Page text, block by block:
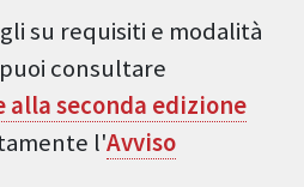
su requisiti e modalità
consultare
alla seconda edizione
l'Avviso